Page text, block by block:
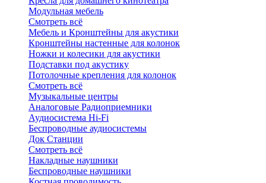
Модульная мебель
Смотреть всё
Мебель и Кронштейны для акустики
Кронштейны настенные для колонок
Ножки и колесики для акустики
Подставки под акустику
Потолочные крепления для колонок
Смотреть всё
Музыкальные центры
Аналоговые Радиоприемники
Аудиосистема Hi-Fi
Беспроводные аудиосистемы
Док Станции
Смотреть всё
Накладные наушники
Беспроводные наушники